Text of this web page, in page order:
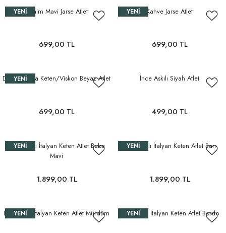
YENIDenim Mavi Jarse Atlet
699,00 TL
YENI Kahve Jarse Atlet
699,00 TL
YENI
Derin V Yaka Keten/Viskon Beyaz Atlet
699,00 TL
İnce Askılı Siyah Atlet
499,00 TL
YENI
İnce Askılı İtalyan Keten Atlet Bebe
Mavi
1.899,00 TL
YENI
İnce Askılı İtalyan Keten Atlet Sarı
1.899,00 TL
YENI
İnce Askılı İtalyan Keten Atlet Mürdüm YENI
İnce Askılı İtalyan Keten Atlet Bordo